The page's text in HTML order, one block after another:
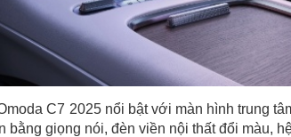
C7 2025 nổi bật với màn hình trung
bằng giọng nói, đèn viền nội thất đổi màu,